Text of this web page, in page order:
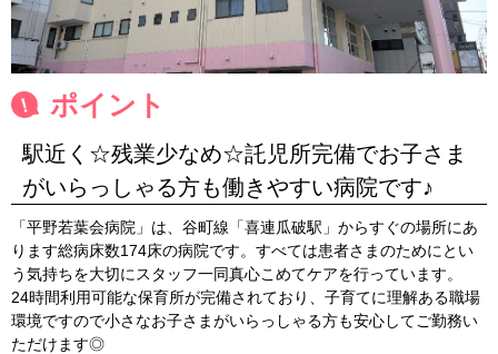
ポイント
駅近く☆残業少なめ☆託児所完備でお子さま
がいらっしゃる方も働きやすい病院です♪
「平野若葉会病院」は、谷町線「喜連瓜破駅」からすぐの場所にあ
ります総病床数174床の病院です。すべては患者さまのためにとい
う気持ちを大切にスタッフ一同真心こめてケアを行っています。
24時間利用可能な保育所が完備されており、子育てに理解ある職場
環境ですので小さなお子さまがいらっしゃる方も安心してご勤務い
ただけます◎